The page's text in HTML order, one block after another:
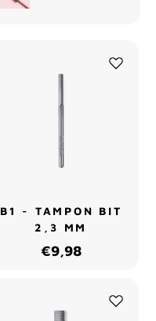
B1 - TAMPON BIT
2,3 MM
€9,98